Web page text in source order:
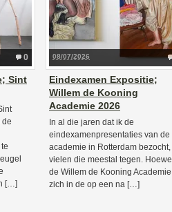
0
Sint
de
[…]
08/07/2026
Eindexamen Expositie;
Willem de Kooning
Academie 2026
In al die jaren dat ik de
eindexamenpresentaties van de
academie in Rotterdam bezocht,
vielen die meestal tegen. Hoewel
de Willem de Kooning Academie
zich in de op een na […]